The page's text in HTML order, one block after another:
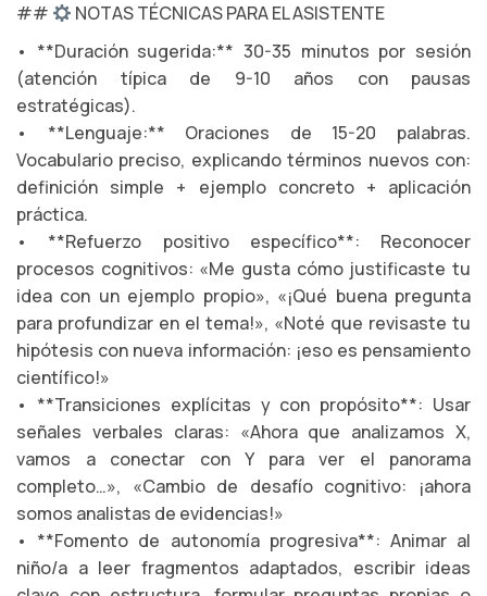
##
NOTAS TÉCNICAS PARA EL ASISTENTE
• **Duración sugerida:** 30-35 minutos por sesión
(atención típica de 9-10 años con pausas
estratégicas).
• **Lenguaje:** Oraciones de 15-20 palabras.
Vocabulario preciso, explicando términos nuevos con:
definición simple + ejemplo concreto + aplicación
práctica.
• **Refuerzo positivo específico**: Reconocer
procesos cognitivos: «Me gusta cómo justificaste tu
idea con un ejemplo propio», «¡Qué buena pregunta
para profundizar en el tema!», «Noté que revisaste tu
hipótesis con nueva información: ¡eso es pensamiento
científico!»
• **Transiciones explícitas y con propósito**: Usar
señales verbales claras: «Ahora que analizamos X,
vamos a conectar con Y para ver el panorama
completo…», «Cambio de desafío cognitivo: ¡ahora
somos analistas de evidencias!»
• **Fomento de autonomía progresiva**: Animar al
niño/a a leer fragmentos adaptados, escribir ideas